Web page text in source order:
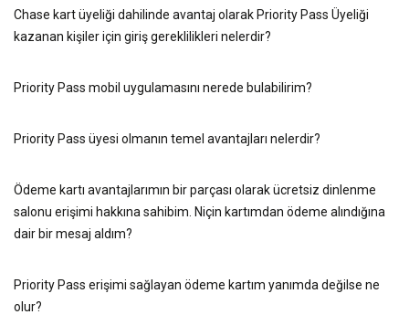
Chase kart üyeliği dahilinde avantaj olarak Priority Pass Üyeliği
kazanan kişiler için giriş gereklilikleri nelerdir?
Priority Pass mobil uygulamasını nerede bulabilirim?
Priority Pass üyesi olmanın temel avantajları nelerdir?
Ödeme kartı avantajlarımın bir parçası olarak ücretsiz dinlenme
salonu erişimi hakkına sahibim. Niçin kartımdan ödeme alındığına
dair bir mesaj aldım?
Priority Pass erişimi sağlayan ödeme kartım yanımda değilse ne
olur?